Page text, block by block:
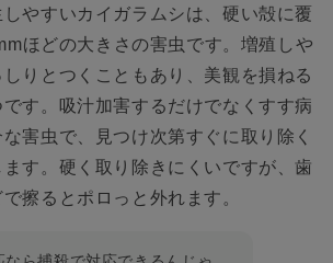
やすいカイガラムシは、硬い殻に覆
ほどの大きさの害虫です。増殖しや
りとつくこともあり、美観を損ねる
す。吸汁加害するだけでなくすす病
害虫で、見つけ次第すぐに取り除く
す。硬く取り除きにくいですが、歯
擦るとポロっと外れます。